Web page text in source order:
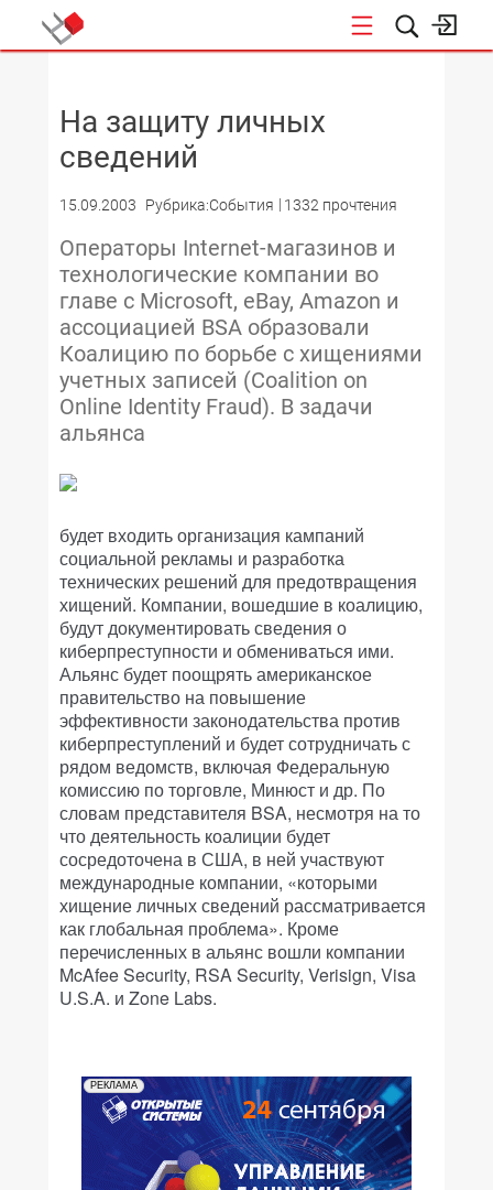
На защиту личных
сведений
15.09.2003 Рубрика:События 1332 прочтения
Операторы Internet-магазинов и
технологические компании во
главе с Microsoft, eBay, Amazon и
ассоциацией BSA образовали
Коалицию по борьбе с хищениями
учетных записей (Coalition on
Online Identity Fraud). В задачи
альянса
будет входить организация кампаний
социальной рекламы и разработка
технических решений для предотвращения
хищений. Компании, вошедшие в коалицию,
будут документировать сведения о
киберпреступности и обмениваться ими.
Альянс будет поощрять американское
правительство на повышение
эффективности законодательства против
киберпреступлений и будет сотрудничать с
рядом ведомств, включая Федеральную
комиссию по торговле, Минюст и др. По
словам представителя BSA, несмотря на то
что деятельность коалиции будет
сосредоточена в США, в ней участвуют
международные компании, «которыми
хищение личных сведений рассматривается
как глобальная проблема». Кроме
перечисленных в альянс вошли компании
McAfee Security, RSA Security, Verisign, Visa
U.S.A. и Zone Labs.
РЕКЛАМА